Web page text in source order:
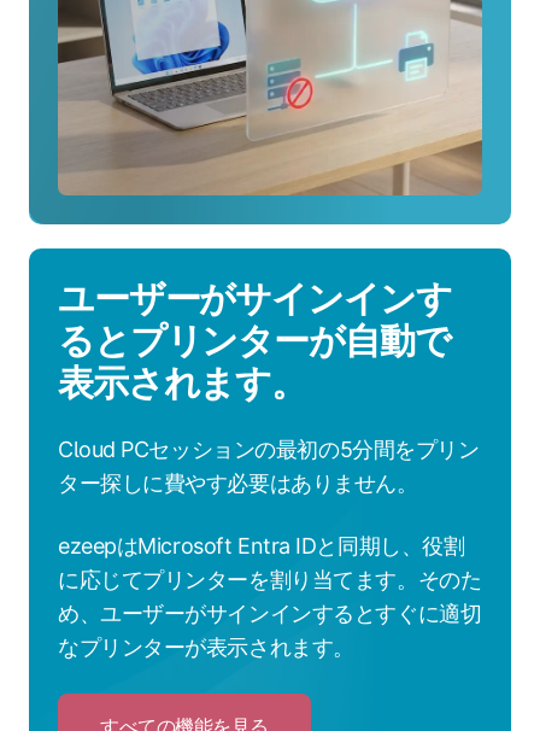
い
て
ユーザーがサインインす
るとプリンターが自動で
表示されます。
Cloud PCセッションの最初の5分間をプリン
ター探しに費やす必要はありません。
ezeepはMicrosoft Entra IDと同期し、役割
に応じてプリンターを割り当てます。そのた
め、ユーザーがサインインするとすぐに適切
なプリンターが表示されます。
すべての機能を見る